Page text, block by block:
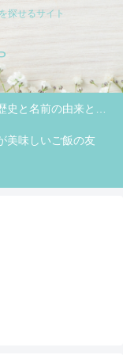
探せるサイト
史と名前の由来と特
徴
美味しいご飯の友